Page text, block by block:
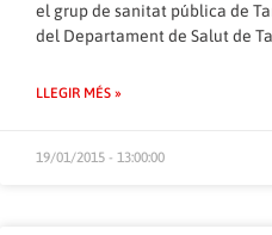
el grup de sanitat pública de
del Departament de Salut de
LLEGIR MÉS »
19/01/2015 - 13:00:00